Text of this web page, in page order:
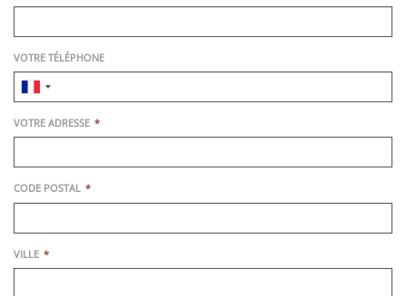
VOTRE TÉLÉPHONE
VOTRE ADRESSE
CODE POSTAL
VILLE